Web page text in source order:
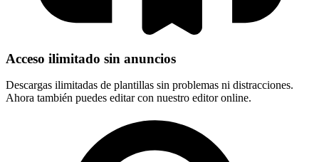
Acceso ilimitado sin anuncios
Descargas ilimitadas de plantillas sin problemas ni distracciones.
Ahora también puedes editar con nuestro editor online.